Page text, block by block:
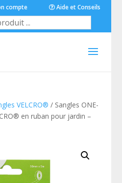
compte Aide et Conseils
VELCRO® / Sangles ONE-
en ruban pour jardin –